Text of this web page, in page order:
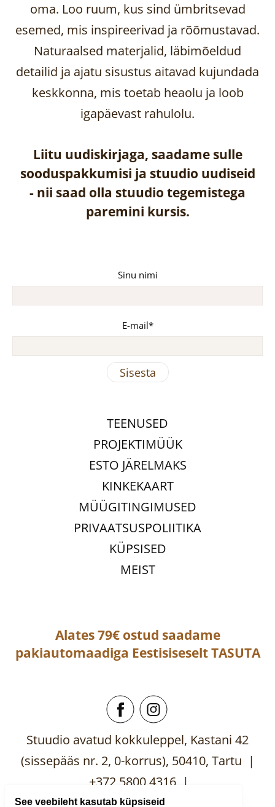
oma. Loo ruum, kus sind ümbritsevad
esemed, mis inspireerivad ja rõõmustavad.
Naturaalsed materjalid, läbimõeldud
detailid ja ajatu sisustus aitavad kujundada
keskkonna, mis toetab heaolu ja loob
igapäevast rahulolu.
Liitu uudiskirjaga, saadame sulle
sooduspakkumisi ja stuudio uudiseid
- nii saad olla stuudio tegemistega
paremini kursis.
Sinu nimi
E-mail
TEENUSED
PROJEKTIMÜÜK
ESTO JÄRELMAKS
KINKEKAART
MÜÜGITINGIMUSED
PRIVAATSUSPOLIITIKA
KÜPSISED
MEIST
Alates 79€ ostud saadame
pakiautomaadiga EestisiseseltTASUTA
Stuudio avatud kokkuleppel, Kastani 42
(sissepääs nr. 2, 0-korrus), 50410, Tartu |
+372 5800 4316 |
mooblistuudio@gmail.com
See veebileht kasutab küpsiseid